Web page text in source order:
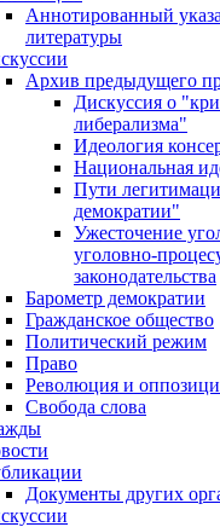
Аннотированный
литературы
Архив предыдущего
Дискуссия о
либерализма"
Идеология
Национальная
Пути
демократии"
Ужесточение
уголовно-
законодательства
Барометр демократии
Гражданское общество
Политический режим
Право
Революция и
Свобода слова
Документы других